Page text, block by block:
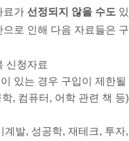
료가 선정되지 않을 수도
으로 인해 다음 자료들은
신청자료
있는 경우 구입이 제한
, 컴퓨터, 어학 관련 책 등)
계발, 성공학, 재테크, 투자